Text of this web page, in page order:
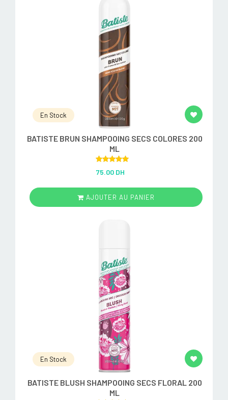
En Stock
BATISTE BRUN SHAMPOOING SECS COLORES 200
ML
out of 5
75.00 DH
AJOUTER AU PANIER
En Stock
BATISTE BLUSH SHAMPOOING SECS FLORAL 200
ML